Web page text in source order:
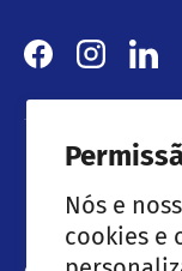
Nós e
cookies e
Facebook
Instagram